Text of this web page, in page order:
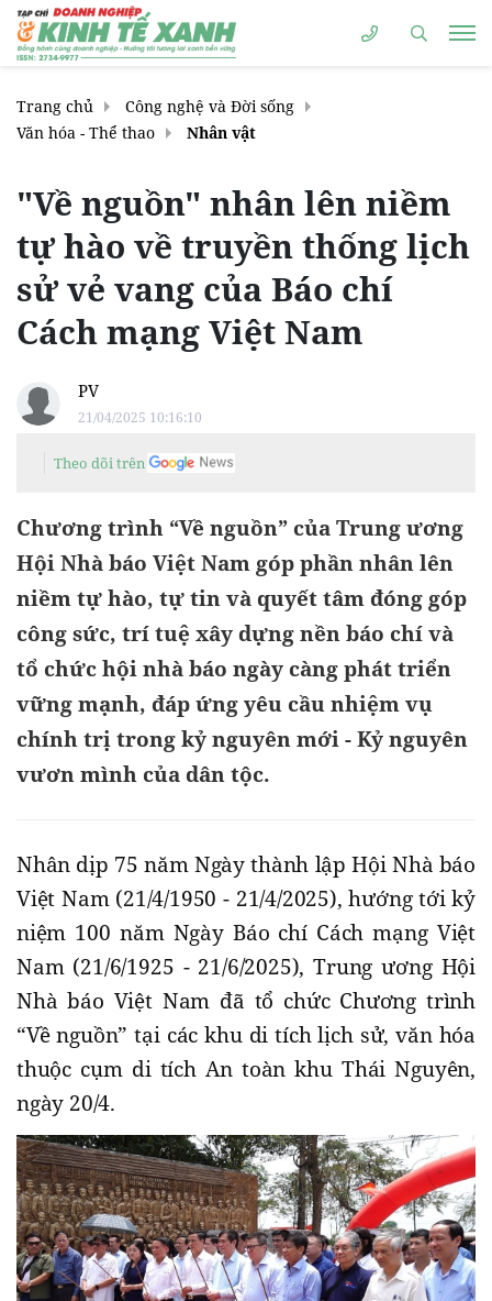
Trang chủ
Công nghệ và Đời sống
Văn hóa - Thể thao
Nhân vật
"Về nguồn" nhân lên niềm
tự hào về truyền thống lịch
sử vẻ vang của Báo chí
Cách mạng Việt Nam
PV
21/04/2025 10:16:10
Theo dõi trên
Chương trình “Về nguồn” của Trung ương
Hội Nhà báo Việt Nam góp phần nhân lên
niềm tự hào, tự tin và quyết tâm đóng góp
công sức, trí tuệ xây dựng nền báo chí và
tổ chức hội nhà báo ngày càng phát triển
vững mạnh, đáp ứng yêu cầu nhiệm vụ
chính trị trong kỷ nguyên mới - Kỷ nguyên
vươn mình của dân tộc.
Nhân dịp 75 năm Ngày thành lập Hội Nhà báo
Việt Nam (21/4/1950 - 21/4/2025), hướng tới kỷ
niệm 100 năm Ngày Báo chí Cách mạng Việt
Nam (21/6/1925 - 21/6/2025), Trung ương Hội
Nhà báo Việt Nam đã tổ chức Chương trình
“Về nguồn” tại các khu di tích lịch sử, văn hóa
thuộc cụm di tích An toàn khu Thái Nguyên,
ngày 20/4.